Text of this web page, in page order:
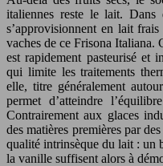
italiennes reste le lait. Dans
s’approvisionnent en lait
vaches de ce Frisona Italiana.
est rapidement pasteurisé et
qui limite les traitements
elle, titre généralement
permet d’atteindre
Contrairement aux glaces
des matières premières par
qualité intrinsèque du lait : un
la vanille suffisent alors à